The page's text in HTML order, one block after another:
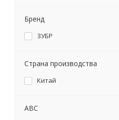
Бренд
ЗУБР
Страна производства
Китай
ABC